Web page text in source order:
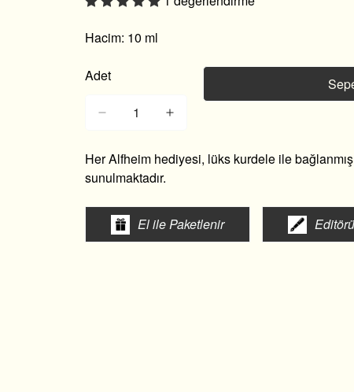
Hacim: 10 ml
Adet
Her Alfheim hediyesi, lüks kurdele ile bağlanmış
sunulmaktadır.
El ile Paketlenir